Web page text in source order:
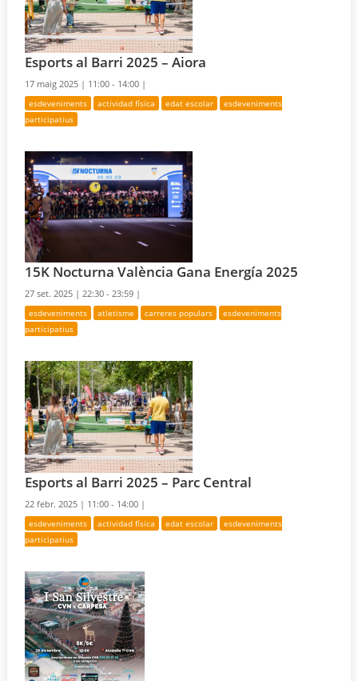
Esports al Barri 2025 – Aiora
17 maig 2025 | 11:00 - 14:00 |
esdeveniments actividad física edat escolar
esdeveniments
participatius
15K Nocturna València Gana Energía 2025
27 set. 2025 |22:30 - 23:59 |
esdeveniments atletisme carreres populars
esdeveniments
participatius
Esports al Barri 2025 – Parc Central
22 febr. 2025 | 11:00 - 14:00 |
esdeveniments actividad física edat escolar
esdeveniments
participatius